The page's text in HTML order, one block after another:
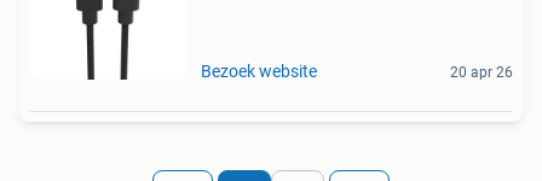
Bezoek website 20 apr 26